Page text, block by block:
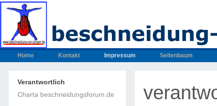
Home Kontakt Impressum Seitenbaum
Verantwortlich
Charta beschneidungsforum.de